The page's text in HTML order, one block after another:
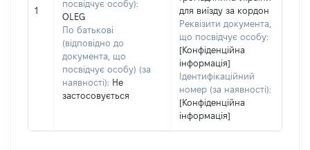
1
посвідчує особу):
OLEG
По батькові
(відповідно до
документа, що
посвідчує особу) (за
наявності): Не
застосовується
для виїзду за кордон
Реквізити документа,
що посвідчує особу:
[Конфіденційна
інформація]
Ідентифікаційний
номер (за наявності):
[Конфіденційна
інформація]